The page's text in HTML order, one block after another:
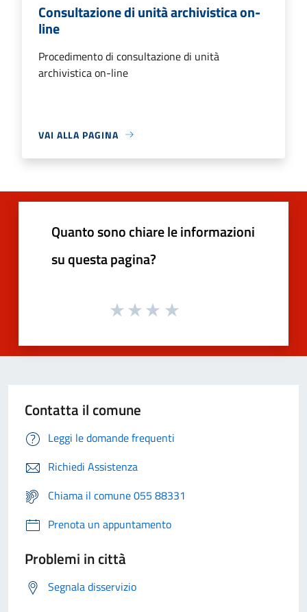
Consultazione di unità archivistica on-
line
Procedimento di consultazione di unità
archivistica on-line
VAI ALLA PAGINA
Quanto sono chiare le informazioni
su questa pagina?
Contatta il comune
Leggi le domande frequenti
Richiedi Assistenza
Chiama il comune 055 88331
Prenota un appuntamento
Problemi in città
Segnala disservizio